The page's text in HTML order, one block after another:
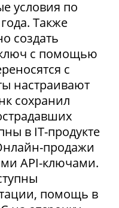
условия по
Также
создать
с помощью
с
настраивают
сохранил
в IT-продукте
продажи
API-ключами.
помощь в